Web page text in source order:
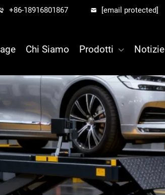
+86-18916801867 [email protected]
Chi Siamo Prodotti Notizie